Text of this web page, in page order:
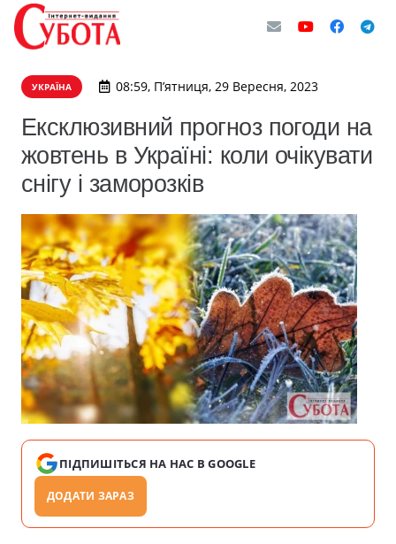
УКРАЇНА 08:59, П’ятниця, 29 Вересня, 2023
Ексклюзивний прогноз погоди на
жовтень в Україні: коли очікувати
снігу і заморозків
ПІДПИШІТЬСЯ НА НАС В GOOGLE
ДОДАТИ ЗАРАЗ